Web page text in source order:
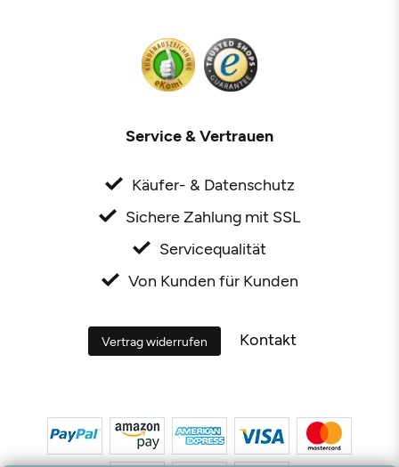
Service & Vertrauen
Käufer- & Datenschutz
Sichere Zahlung mit SSL
Servicequalität
Von Kunden für Kunden
Vertrag widerrufen Kontakt